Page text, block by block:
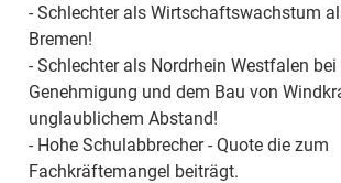
- Schlechter als Wirtschaftswachstum
Bremen!
- Schlechter als Nordrhein Westfalen bei
Genehmigung und dem Bau von
unglaublichem Abstand!
- Hohe Schulabbrecher - Quote die zum
Fachkräftemangel beiträgt.